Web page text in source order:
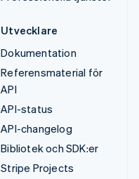
Utvecklare
Dokumentation
Referensmaterial för
API
API-status
API-changelog
Bibliotek och SDK:er
Stripe Projects